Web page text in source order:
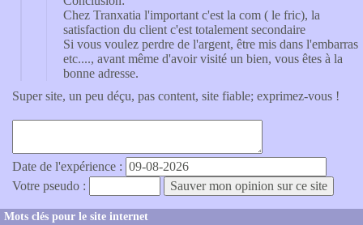
Chez Tranxatia l'important c'est la com ( le fric), la
satisfaction du client c'est totalement secondaire
Si vous voulez perdre de l'argent, être mis dans l'embarras
etc...., avant même d'avoir visité un bien, vous êtes à la
bonne adresse.
Super site, un peu déçu, pas content, site fiable; exprimez-vous !
Date de l'expérience :
Votre pseudo :
Mots clés pour le site internet